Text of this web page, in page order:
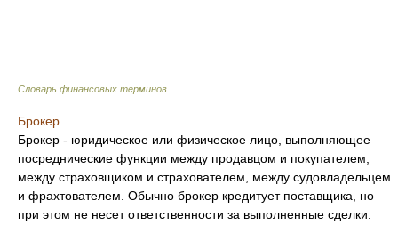
Словарь финансовых терминов
Брокер
Брокер - юридическое или физическое лицо, выполняющее
посреднические функции между продавцом и покупателем,
между страховщиком и страхователем, между судовладельцем
и фрахтователем. Обычно брокер кредитует поставщика, но
при этом не несет ответственности за выполненные сделки.